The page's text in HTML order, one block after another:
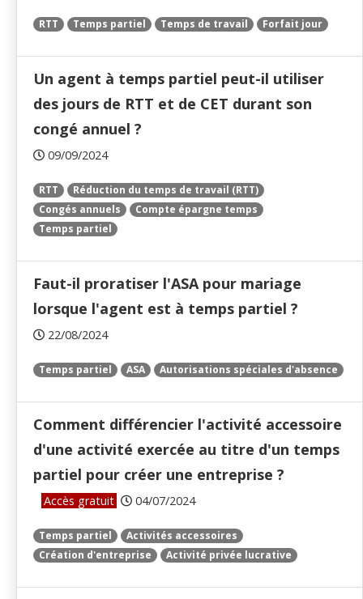
RTT Temps partiel Temps de travail Forfait jour
Un agent à temps partiel peut-il utiliser
des jours de RTT et de CET durant son
congé annuel ?
09/09/2024
RTT
Réduction du temps de travail (RTT)
Congés annuels
Compte épargne temps
Temps partiel
Faut-il proratiser l'ASA pour mariage
lorsque l'agent est à temps partiel ?
22/08/2024
Temps partiel ASA Autorisations spéciales d'absence
Comment différencier l'activité accessoire
d'une activité exercée au titre d'un temps
partiel pour créer une entreprise ?
Accès gratuit 04/07/2024
Temps partiel
Activités accessoires
Création d'entreprise
Activité privée lucrative